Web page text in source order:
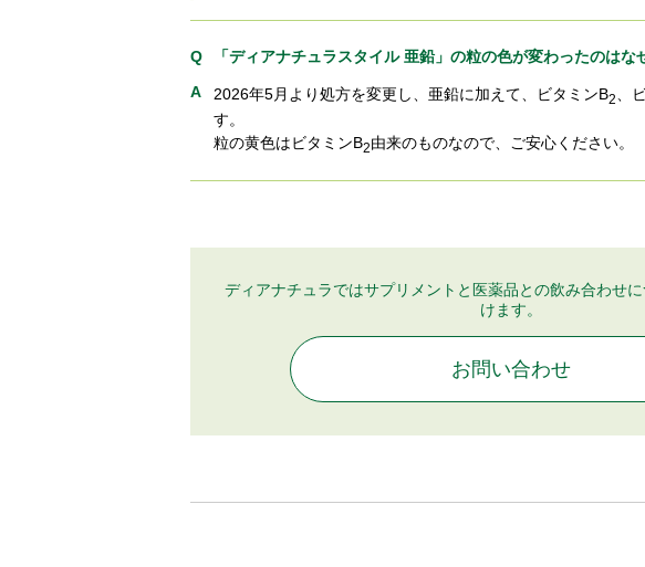
「ディアナチュラスタイル 亜鉛」の粒の色が変わったのはな
2026年5月より処方を変更し、亜鉛に加えて、ビタミンB2
、
す。
粒の黄色はビタミンB2由来のものなので、ご安心ください。
ディアナチュラではサプリメントと医薬品との飲み合わせ
けます。
お問い合わせ